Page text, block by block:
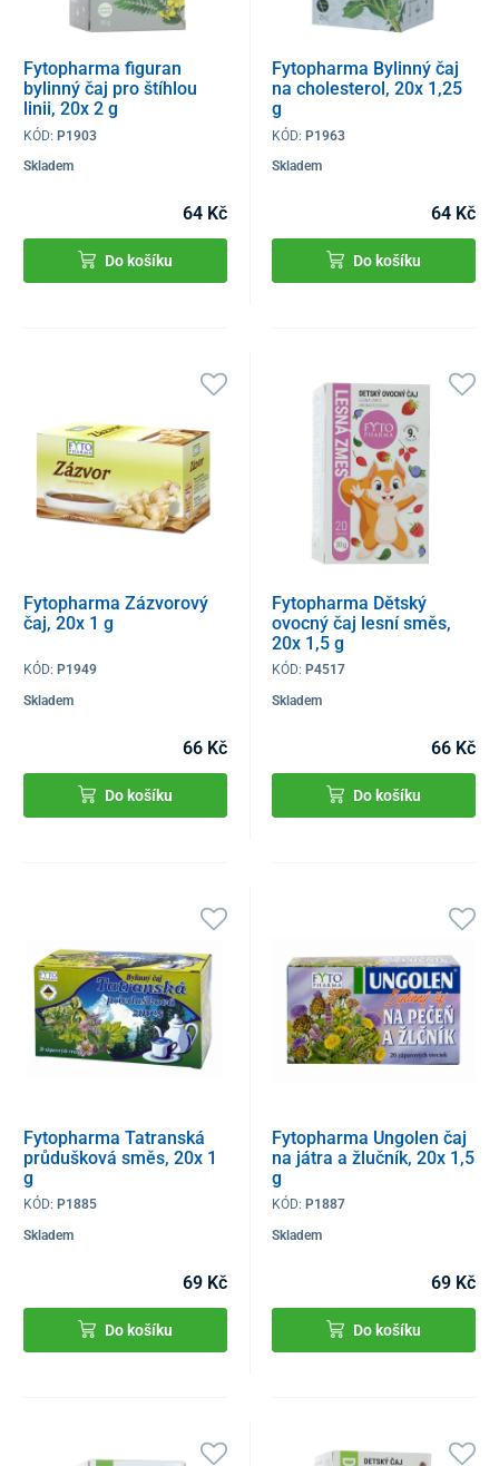
Fytopharma figuran
bylinný čaj pro štíhlou
linii, 20x 2 g
KÓD: P1903
Skladem
64 Kč
Do košíku
Fytopharma Bylinný čaj
na cholesterol, 20x 1,25
g
KÓD:P1963
Skladem
64 Kč
Do košíku
Fytopharma Zázvorový
čaj, 20x 1 g
KÓD: P1949
Skladem
66 Kč
Do košíku
Fytopharma Dětský
ovocný čaj lesní směs,
20x 1,5 g
KÓD: P4517
Skladem
66 Kč
Do košíku
Fytopharma Tatranská
průdušková směs, 20x 1
g
KÓD: P1885
Skladem
69 Kč
Do košíku
Fytopharma Ungolen čaj
na játra a žlučník, 20x 1,5
g
KÓD: P1887
Skladem
69 Kč
Do košíku